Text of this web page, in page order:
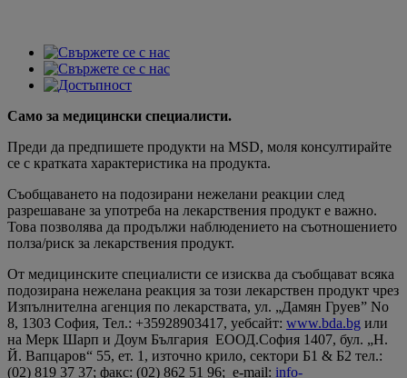
Само за медицински специалисти.
Преди да предпишете продукти на MSD, моля консултирайте
се с кратката характеристика на продукта.
Съобщаването на подозирани нежелани реакции след
разрешаване за употреба на лекарствения продукт е важно.
Това позволява да продължи наблюдението на съотношението
полза/риск за лекарствения продукт.
От медицинските специалисти се изисква да съобщават всяка
подозирана нежелана реакция за този лекарствен продукт чрез
Изпълнителна агенция по лекарствата, ул. „Дамян Груев” No
8, 1303 София, Teл.: +35928903417, уебсайт: www.bda.bg или
на Мерк Шарп и Доум България ЕООД.София 1407, бул. „Н.
Й. Вапцаров“ 55, ет. 1, източно крило, сектори Б1 & Б2 тел.:
(02) 819 37 37; факс: (02) 862 51 96; e-mail: info-